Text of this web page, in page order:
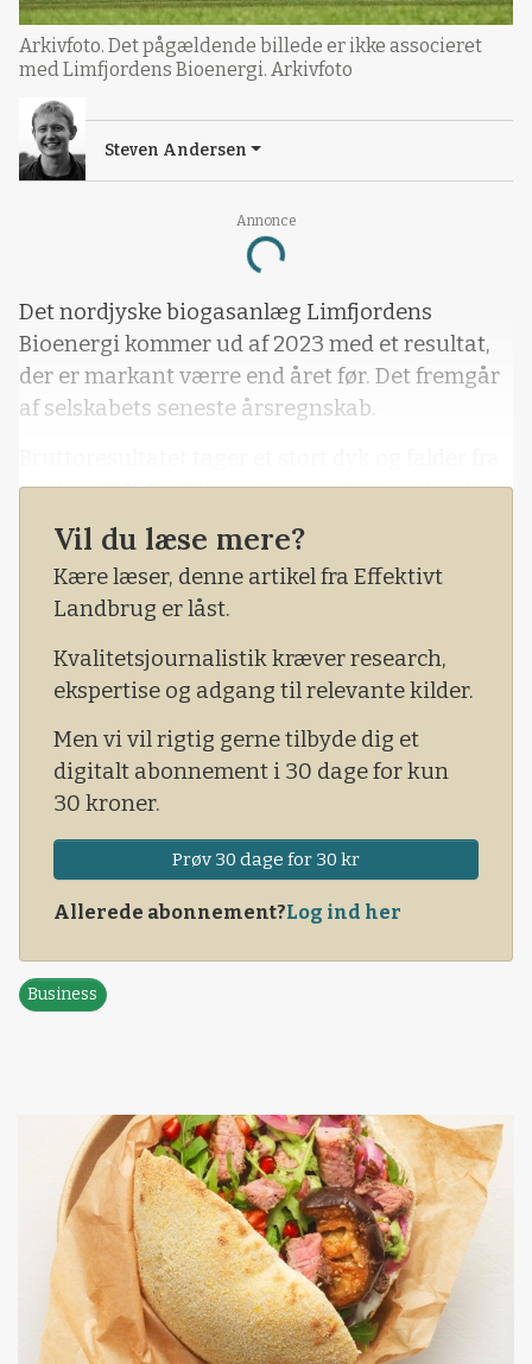
Annonce
Loading...
Arkivfoto. Det pågældende billede er ikke associeret
med Limfjordens Bioenergi. Arkivfoto
Steven Andersen
Det nordjyske biogasanlæg Limfjordens
Bioenergi kommer ud af 2023 med et resultat,
der er markant værre end året før. Det fremgår
af selskabets seneste årsregnskab.
et plus på 17,5 millioner kroner til et underskud
på 8,9 millioner kroner. Det udmønter sig på
bundlinjen, hvor resultatet efter skat ligeledes
falder, fra et overskud på 12,1 millioner kroner
til et underskud på 8,4 millioner kroner.
Vil du læse mere?
Kære læser, denne artikel fra Effektivt
Landbrug er låst.
Kvalitetsjournalistik kræver research,
ekspertise og adgang til relevante kilder.
Men vi vil rigtig gerne tilbyde dig et
digitalt abonnement i 30 dage for kun
30 kroner.
Prøv 30 dage for 30 kr
Allerede abonnement?Log ind her
Business